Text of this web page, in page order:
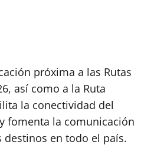
próxima a las Rutas
así como a la Ruta
la conectividad del
fomenta la comunicación
en todo el país.